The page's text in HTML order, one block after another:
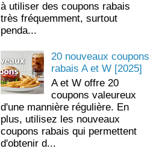
à utiliser des coupons rabais
très fréquemment, surtout
penda...
20 nouveaux coupons
rabais A et W [2025]
A et W offre 20
coupons valeureux
d'une mannière régulière. En
plus, utilisez les nouveaux
coupons rabais qui permettent
d'obtenir d...